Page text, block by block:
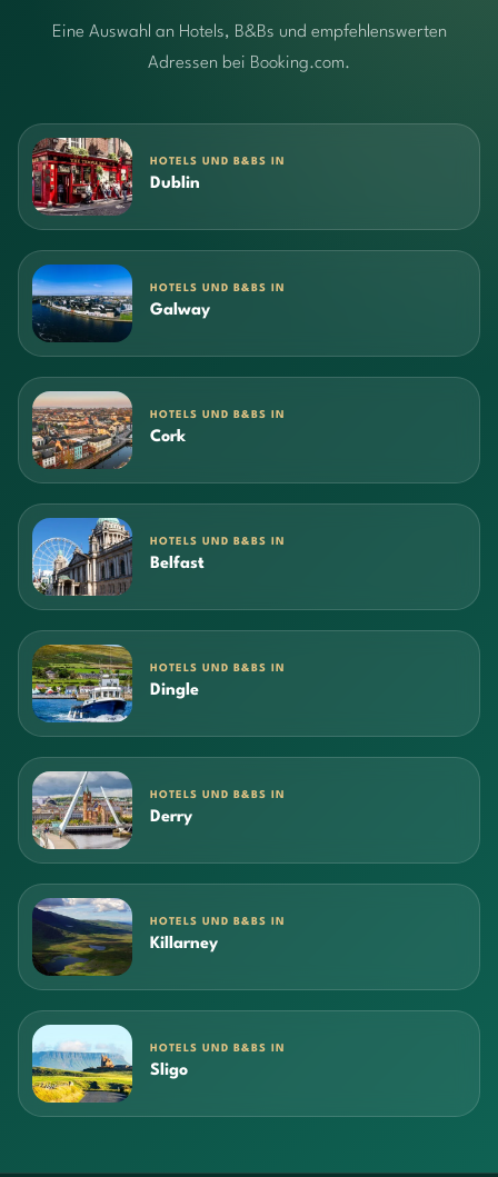
Eine Auswahl an Hotels, B&Bs und empfehlenswerten
Adressen bei Booking.com.
HOTELS UND B&BS IN
Dublin
HOTELS UND B&BS IN
Galway
HOTELS UND B&BS IN
Cork
HOTELS UND B&BS IN
Belfast
HOTELS UND B&BS IN
Dingle
HOTELS UND B&BS IN
Derry
HOTELS UND B&BS IN
Killarney
HOTELS UND B&BS IN
Sligo